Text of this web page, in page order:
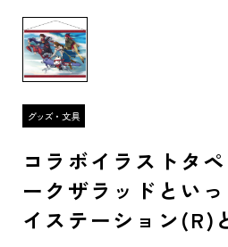
コラボイラストタ
ークザラッドとい
イステーション(R)